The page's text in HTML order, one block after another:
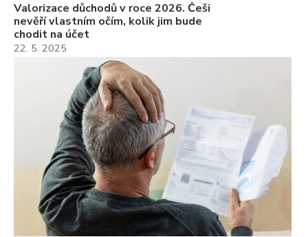
Valorizace důchodů v roce 2026. Češi
nevěří vlastním očím, kolik jim bude
chodit na účet
22. 5. 2025